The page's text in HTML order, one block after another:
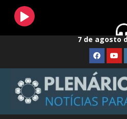
Skip
7 de agosto